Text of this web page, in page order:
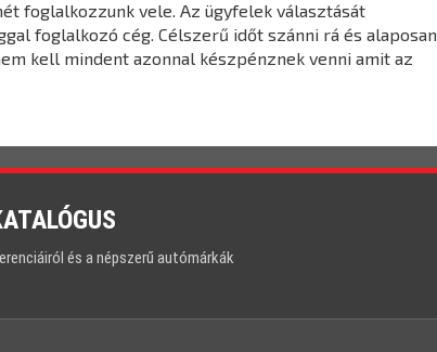
foglalkozzunk vele. Az ügyfelek választását
foglalkozó cég. Célszerű időt szánni rá és alaposan
kell mindent azonnal készpénznek venni amit az
és a népszerű autómárkák